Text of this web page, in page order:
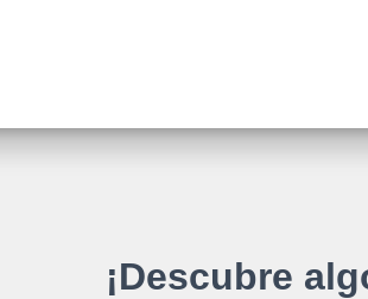
¡Descubre